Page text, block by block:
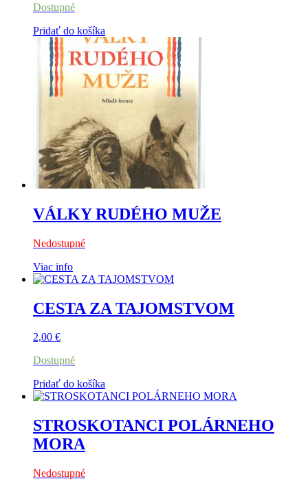
Dostupné
Pridať do košíka
VÁLKY RUDÉHO MUŽE
Nedostupné
Viac info
CESTA ZA TAJOMSTVOM
2,00 €
Dostupné
Pridať do košíka
STROSKOTANCI POLÁRNEHO
MORA
Nedostupné